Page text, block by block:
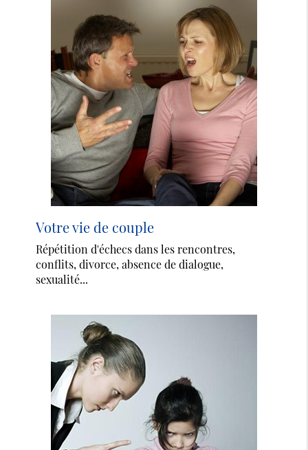
Votre vie de couple
Répétition d'échecs dans les rencontres,
conflits, divorce, absence de dialogue,
sexualité...